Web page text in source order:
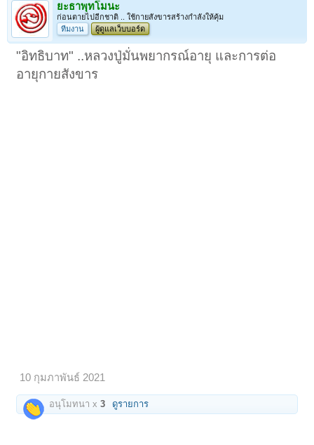
ยะธาพุทโมนะ
ก่อนตายไปอีกชาติ .. ใช้กายสังขารสร้างกำลังให้คุ้ม
ทีมงาน
ผู้ดูแลเว็บบอร์ด
"อิทธิบาท" ..หลวงปู่มั่นพยากรณ์อายุ และการต่อ
อายุกายสังขาร
10 กุมภาพันธ์ 2021
อนุโมทนา x3 ดูรายการ